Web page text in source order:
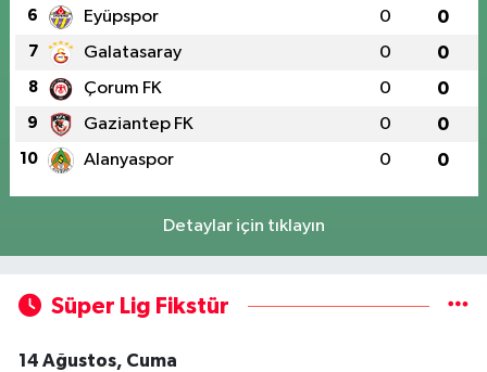
6 Eyüpspor 0 0
7 Galatasaray 0 0
8 Çorum FK 0 0
9 Gaziantep FK 0 0
10 Alanyaspor 0 0
Detaylar için tıklayın
Süper Lig Fikstür
14 Ağustos, Cuma